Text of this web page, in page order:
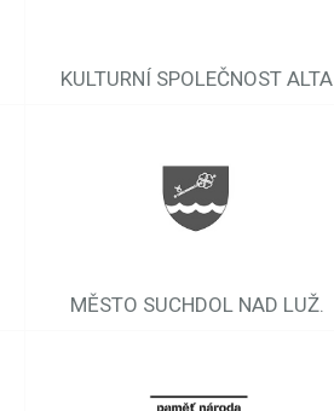
KULTURNÍ SPOLEČNOST ALTA
MĚSTO SUCHDOL NAD LUŽ.